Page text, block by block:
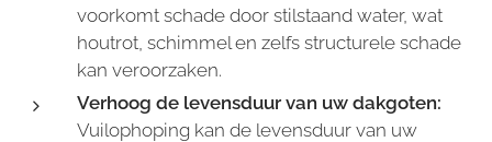
voorkomt schade door stilstaand water, wat
houtrot, schimmel en zelfs structurele schade
kan veroorzaken.
Verhoog de levensduur van uw dakgoten:
Vuilophoping kan de levensduur van uw